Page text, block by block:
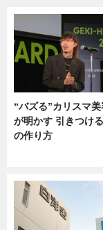
“バズる”カリスマ
が明かす 引きつけ
の作り方